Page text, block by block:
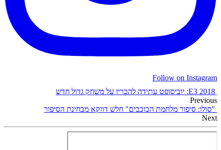
Follow on Instagram
E3 2018: יוביסופט עתידה להכריז על משחק גדול חדש
Previous
"סולו: סיפור מלחמת הכוכבים" חלש דווקא מבחינת הסיפור
Next